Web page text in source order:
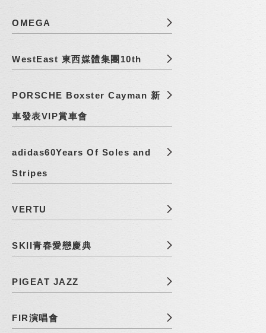
OMEGA
WestEast 東西媒體集團10th
PORSCHE Boxster Cayman 新
車發表VIP賞車會
adidas60Years Of Soles and
Stripes
VERTU
SKII青春愛戀慶典
PIGEAT JAZZ
FIR演唱會